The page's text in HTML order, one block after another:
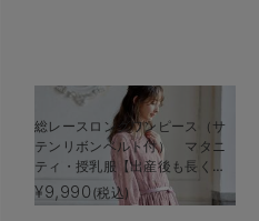
総レースロングワンピース（サ
テンリボンベルト付） マタニ
ティ・授乳服【出産後も長く使
える】
¥9,990 (税込)